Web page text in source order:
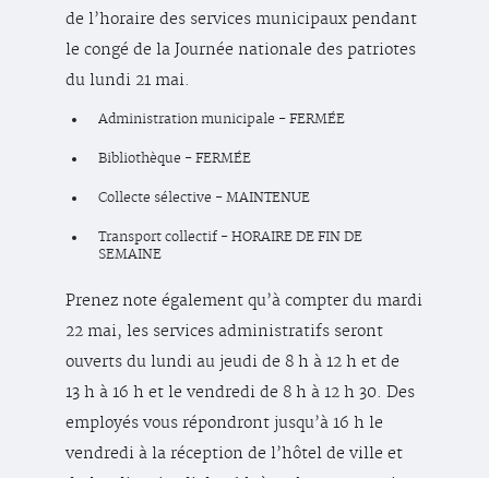
de l’horaire des services municipaux pendant
le congé de la Journée nationale des patriotes
du lundi 21 mai.
Administration municipale - FERMÉE
Bibliothèque - FERMÉE
Collecte sélective - MAINTENUE
Transport collectif - HORAIRE DE FIN DE
SEMAINE
Prenez note également qu’à compter du mardi
22 mai, les services administratifs seront
ouverts du lundi au jeudi de 8 h à 12 h et de
13 h à 16 h et le vendredi de 8 h à 12 h 30. Des
employés vous répondront jusqu’à 16 h le
vendredi à la réception de l’hôtel de ville et